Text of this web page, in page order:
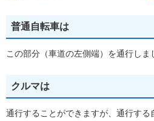
普通自転車は
この部分（車道の左側端）を通行しま
クルマは
通行することができますが、通行す